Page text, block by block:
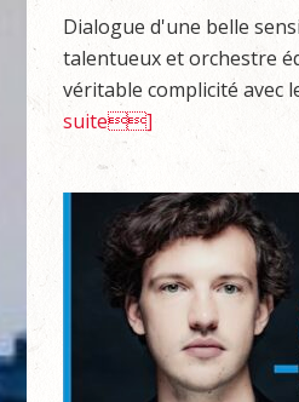
Dialogue d'une belle
talentueux et orchestre
véritable complicité avec
suite]